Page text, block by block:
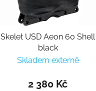
Skelet USD Aeon 60 Shell
black
Skladem externě
2 380 Kč